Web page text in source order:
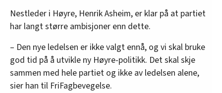
Nestleder i Høyre, Henrik Asheim, er klar på at partiet
har langt større ambisjoner enn dette.
– Den nye ledelsen er ikke valgt ennå, og vi skal bruke
god tid på å utvikle ny Høyre-politikk. Det skal skje
sammen med hele partiet og ikke av ledelsen alene,
sier han til FriFagbevegelse.